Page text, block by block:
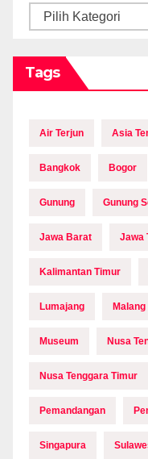
Tags
Air Terjun Asia
Bangkok Bogor
Gunung Gunung
Jawa Barat Jawa
Kalimantan Timur
Lumajang Malang
Museum Nusa
Nusa Tenggara Timur
Pemandangan
Singapura